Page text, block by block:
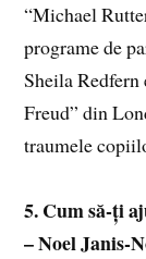
“Michael
programe de
Sheila
Freud” din
traumele
5. Cum să-ți
– Noel Janis-